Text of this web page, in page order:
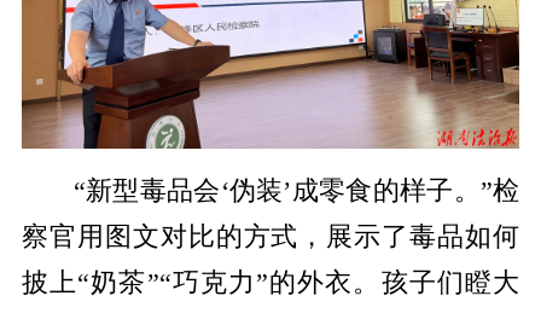
“新型毒品会‘伪装’成零食的样子。”检
察官用图文对比的方式，展示了毒品如何
披上“奶茶”“巧克力”的外衣。孩子们瞪大